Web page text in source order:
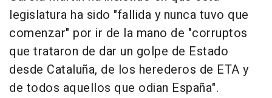
legislatura ha sido "fallida y nunca tuvo que
comenzar" por ir de la mano de "corruptos
que trataron de dar un golpe de Estado
desde Cataluña, de los herederos de ETA y
de todos aquellos que odian España".